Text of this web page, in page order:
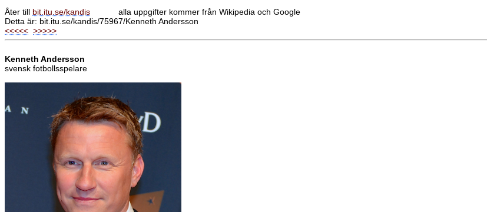
Åter till bit.itu.se/kandis alla uppgifter kommer från Wikipedia och Google
Detta är: bit.itu.se/kandis/75967/Kenneth Andersson
<<<<< >>>>>
Kenneth Andersson
svensk fotbollsspelare